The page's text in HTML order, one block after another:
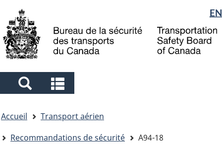
to
main
to
"About
government"
à
la
Sélection
de
la
langue
EN
Search
and
menus
and
menus
êtes
ici
Accueil
Transport aérien
Recommandations de sécurité
A94-18